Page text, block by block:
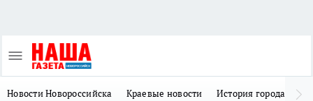
Новости Новороссийска Краевые новости История города Н